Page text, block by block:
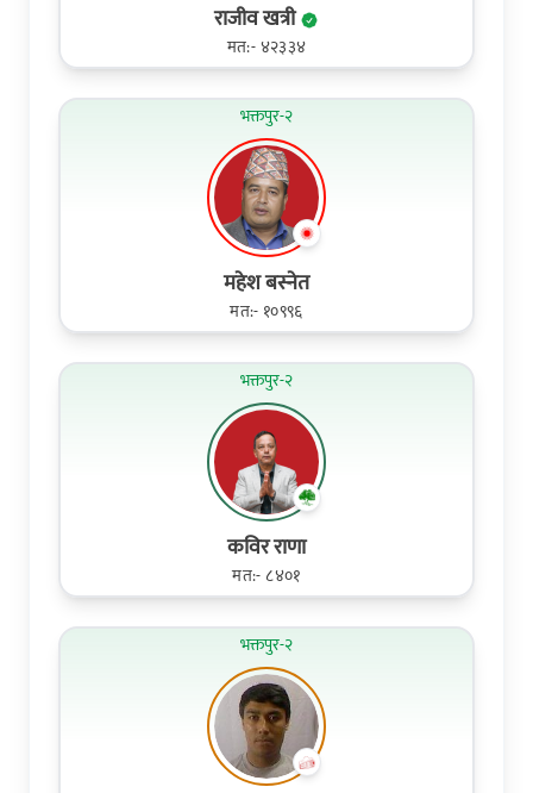
राजीव खत्री
मत:- ४२३३४
भक्तपुर-२
महेश बस्नेत
मत:- १०९९६
भक्तपुर-२
कविर राणा
मत:- ८४०१
भक्तपुर-२